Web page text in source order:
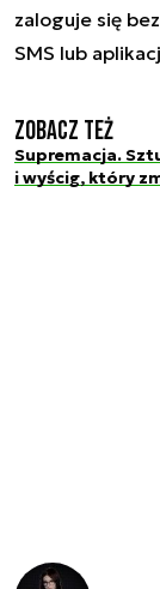
zaloguje się
SMS lub
Zobacz też
Supremacja.
i wyścig, który